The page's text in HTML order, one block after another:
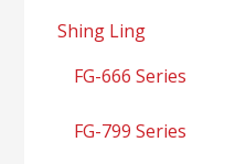
Shing Ling
FG-666 Series
FG-799 Series